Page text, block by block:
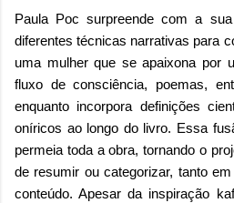
Paula Poc surpreende com a
diferentes técnicas narrativas para
uma mulher que se apaixona por
fluxo de consciência, poemas,
enquanto incorpora definições
oníricos ao longo do livro. Essa
permeia toda a obra, tornando o
de resumir ou categorizar, tanto
conteúdo. Apesar da inspiração